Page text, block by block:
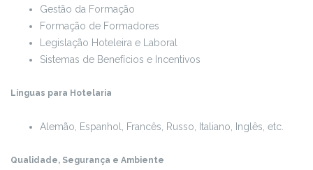
Gestão da Formação
Formação de Formadores
Legislação Hoteleira e Laboral
Sistemas de Benefícios e Incentivos
Línguas para Hotelaria
Alemão, Espanhol, Francês, Russo, Italiano, Inglês, etc.
Qualidade, Segurança e Ambiente